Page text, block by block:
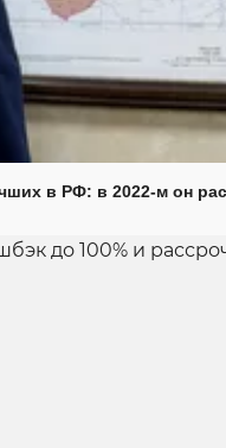
в РФ: в 2022-м он